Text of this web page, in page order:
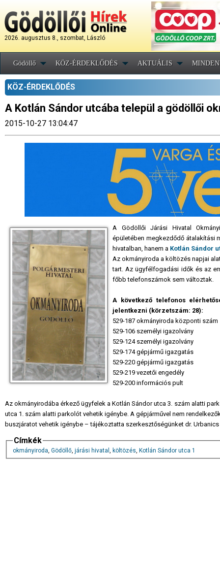
2026. augusztus 8., szombat, László
Gödöllő KÖZ-ÉRDEKLŐDÉS AKTUÁLIS
KÖZ-ÉRDEKLŐDÉS
A Kotlán Sándor utcába települ a gödöllői
2015-10-27 13:04:47
A Gödöllői Járási Hivatal
épületében megkezdődő átalakítási
hivatalban, hanem a Kotlán Sándor
Az okmányiroda a költözés napjai
tart. Az ügyfélfogadási idők és az
főbb telefonszámok sem változtak.
A következő telefonos
jelentkezni (körzetszám: 28):
529-187 okmányiroda központi szám
529-106 személyi igazolvány
529-124 személyi igazolvány
529-174 gépjármű igazgatás
529-220 gépjármű igazgatás
529-219 vezetői engedély
529-200 információs pult
Az okmányirodába érkező ügyfelek a Kotlán Sándor utca 3. szám alatti
utca 1. szám alatti parkolót vehetik igénybe. A gépjárművel nem
buszjáratot vehetik igénybe – tájékoztatta szerkesztőségünket dr.
Címkék
okmányiroda, Gödöllő, járási hivatal , költözés, Kotlán Sándor utca 1